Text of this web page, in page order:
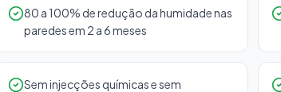
80 a 100% de redução da humidade nas
paredes em 2 a 6 meses
Sem injecções químicas e sem